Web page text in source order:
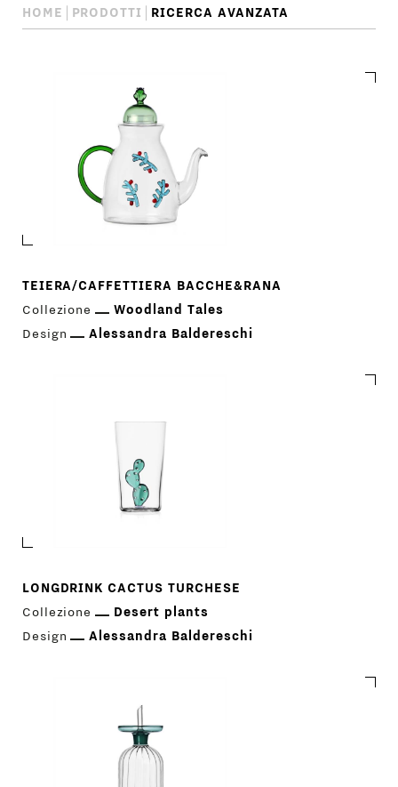
HOME PRODOTTI RICERCA AVANZATA
avanzata
TEIERA/CAFFETTIERA BACCHE&RANA
Collezione
Woodland Tales
Design
Alessandra Baldereschi
LONGDRINK CACTUS TURCHESE
Collezione
Desert plants
Design
Alessandra Baldereschi